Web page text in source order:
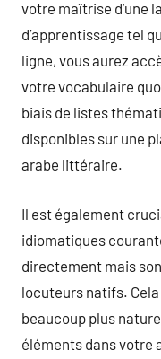
votre maîtrise d’une
d’apprentissage tel
ligne, vous aurez
votre vocabulaire
biais de listes
disponibles sur une
arabe littéraire.
Il est également
idiomatiques
directement mais
locuteurs natifs.
beaucoup plus
éléments dans votre